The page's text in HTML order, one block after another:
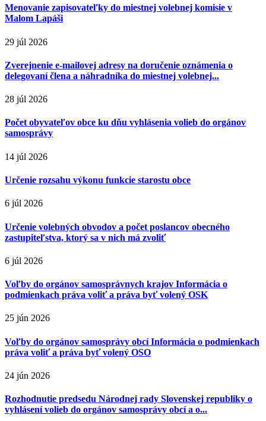
Menovanie zapisovateľky do miestnej volebnej komisie v
Malom Lapáši
29 júl 2026
Zverejnenie e-mailovej adresy na doručenie oznámenia o
delegovaní člena a náhradníka do miestnej volebnej...
28 júl 2026
Počet obyvateľov obce ku dňu vyhlásenia volieb do orgánov
samosprávy
14 júl 2026
Určenie rozsahu výkonu funkcie starostu obce
6 júl 2026
Určenie volebných obvodov a počet poslancov obecného
zastupiteľstva, ktorý sa v nich má zvoliť
6 júl 2026
Voľby do orgánov samosprávnych krajov Informácia o
podmienkach práva voliť a práva byť volený OSK
25 jún 2026
Voľby do orgánov samosprávy obcí Informácia o podmienkach
práva voliť a práva byť volený OSO
24 jún 2026
Rozhodnutie predsedu Národnej rady Slovenskej republiky o
vyhlásení volieb do orgánov samosprávy obcí a o...